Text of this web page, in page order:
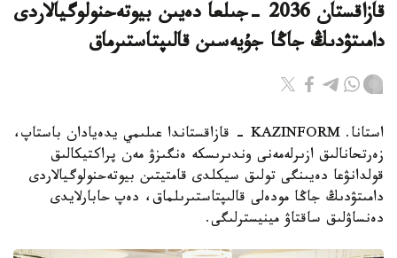
قازاقستان 2036 -جىلعا دەيىن بيوتەحنولوگيالاردى
دامىتۋدىڭ جاڭا جۇيەسىن قالىپتاستىرماق
استانا. KAZINFORM - قازاقستاندا عىلىمي يدەيادان باستاپ،
زەرتحانالىق ازىرلەمەنى وندىرىسكە ەنگىزۋ مەن پراكتيكالىق
قولدانۋعا دەيىنگى تولىق سيكلدى قامتيتىن بيوتەحنولوگيالاردى
دامىتۋدىڭ جاڭا مودەلى قالىپتاستىرىلماق، دەپ حابارلايدى
دەنساۋلىق ساقتاۋ مينيسترلىگى.